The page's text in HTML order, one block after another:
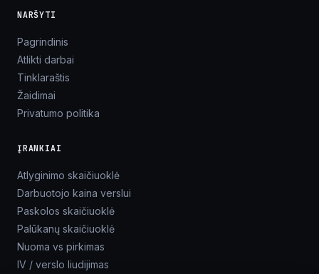
NARŠYTI
Pagrindinis
Atlikti darbai
Tinklaraštis
Žaidimai
Privatumo politika
ĮRANKIAI
Atlyginimo skaičiuoklė
Darbuotojo kaina verslui
Paskolos skaičiuoklė
Palūkanų skaičiuoklė
Nuoma vs pirkimas
IV / verslo liudijimas